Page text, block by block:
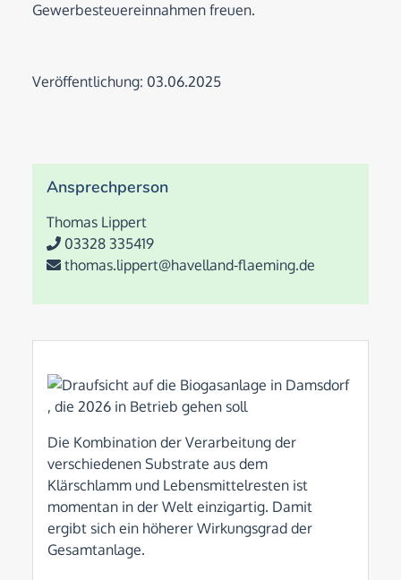
Gewerbesteuereinnahmen freuen.
Veröffentlichung: 03.06.2025
Ansprechperson
Thomas Lippert
03328 335419
thomas.lippert@havelland-flaeming.de
Die Kombination der Verarbeitung der
verschiedenen Substrate aus dem
Klärschlamm und Lebensmittelresten ist
momentan in der Welt einzigartig. Damit
ergibt sich ein höherer Wirkungsgrad der
Gesamtanlage.